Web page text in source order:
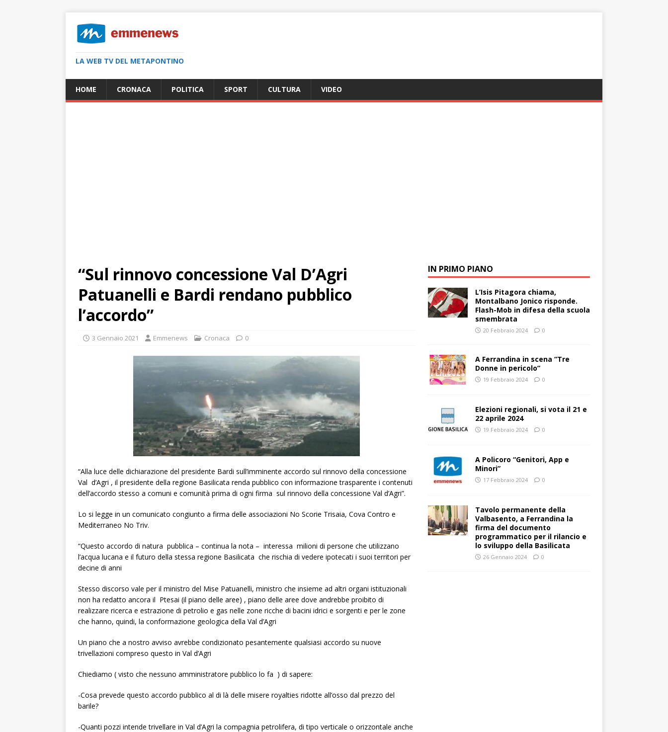
LA WEB TV DEL METAPONTINO
HOME CRONACA POLITICA SPORT CULTURA VIDEO
“Sul rinnovo concessione Val D’Agri
Patuanelli e Bardi rendano pubblico
l’accordo”
3 Gennaio 2021 Emmenews Cronaca 0
“Alla luce delle dichiarazione del presidente Bardi sull’imminente accordo sul rinnovo della concessione
Val d’Agri , il presidente della regione Basilicata renda pubblico con informazione trasparente i contenuti
dell’accordo stesso a comuni e comunità prima di ogni firma sul rinnovo della concessione Val d’Agri”.
Lo si legge in un comunicato congiunto a firma delle associazioni No Scorie Trisaia, Cova Contro e
Mediterraneo No Triv.
“Questo accordo di natura pubblica – continua la nota – interessa milioni di persone che utilizzano
l’acqua lucana e il futuro della stessa regione Basilicata che rischia di vedere ipotecati i suoi territori per
decine di anni
Stesso discorso vale per il ministro del Mise Patuanelli, ministro che insieme ad altri organi istituzionali
non ha redatto ancora il Ptesai (il piano delle aree) , piano delle aree dove andrebbe proibito di
realizzare ricerca e estrazione di petrolio e gas nelle zone ricche di bacini idrici e sorgenti e per le zone
che hanno, quindi, la conformazione geologica della Val d’Agri
Un piano che a nostro avviso avrebbe condizionato pesantemente qualsiasi accordo su nuove
trivellazioni compreso questo in Val d’Agri
Chiediamo ( visto che nessuno amministratore pubblico lo fa ) di sapere:
-Cosa prevede questo accordo pubblico al di là delle misere royalties ridotte all’osso dal prezzo del
barile?
-Quanti pozzi intende trivellare in Val d’Agri la compagnia petrolifera, di tipo verticale o orizzontale anche
IN PRIMO PIANO
L’Isis Pitagora chiama,
Montalbano Jonico risponde.
Flash-Mob in difesa della scuola
smembrata
20 Febbraio 2024 0
A Ferrandina in scena “Tre
Donne in pericolo”
19 Febbraio 2024 0
Elezioni regionali, si vota il 21 e
22 aprile 2024
19 Febbraio 2024 0
A Policoro “Genitori, App e
Minori”
17 Febbraio 2024 0
Tavolo permanente della
Valbasento, a Ferrandina la
firma del documento
programmatico per il rilancio e
lo sviluppo della Basilicata
26 Gennaio 2024 0